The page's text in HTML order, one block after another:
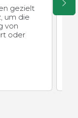
gezielt
um die
von
oder